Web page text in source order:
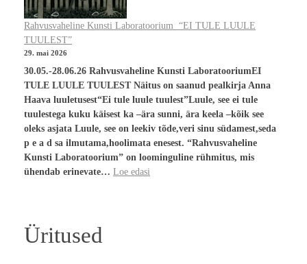
Rahvusvaheline Kunsti Laboratoorium “EI TULE LUULE
TUULEST”
29. mai 2026
30.05.-28.06.26 Rahvusvaheline Kunsti LaboratooriumEI
TULE LUULE TUULEST Näitus on saanud pealkirja Anna
Haava luuletusest“Ei tule luule tuulest”Luule, see ei tule
tuulestega kuku käisest ka –ära sunni, ära keela –kõik see
oleks asjata Luule, see on leekiv tõde,veri sinu südamest,seda
p e a d sa ilmutama,hoolimata enesest. “Rahvusvaheline
Kunsti Laboratoorium” on loominguline rühmitus, mis
ühendab erinevate… Loe edasi
Üritused